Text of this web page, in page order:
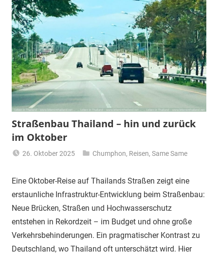
Straßenbau Thailand – hin und zurück
im Oktober
26. Oktober 2025
Chumphon, Reisen,Same Same
Eine Oktober-Reise auf Thailands Straßen zeigt eine
erstaunliche Infrastruktur-Entwicklung beim Straßenbau:
Neue Brücken, Straßen und Hochwasserschutz
entstehen in Rekordzeit – im Budget und ohne große
Verkehrsbehinderungen. Ein pragmatischer Kontrast zu
Deutschland, wo Thailand oft unterschätzt wird. Hier